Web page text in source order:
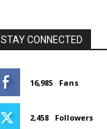
STAY CONNECTED
16,985 Fans
2,458 Followers